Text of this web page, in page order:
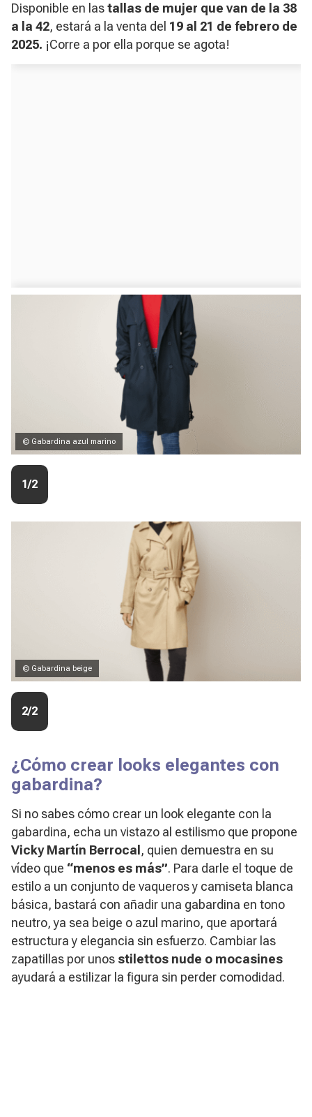
Disponible en lastallas de mujer que van de la 38
a la 42, estará a la venta del 19 al 21 de febrero de
2025. ¡Corre a por ella porque se agota!
© Gabardina azul marino
1/2
© Gabardina beige
2/2
¿Cómo crear looks elegantes con
gabardina?
Si no sabes cómo crear un look elegante con la
gabardina, echa un vistazo al estilismo que propone
Vicky Martín Berrocal, quien demuestra en su
vídeo que “menos es más”. Para darle el toque de
estilo a un conjunto de vaqueros y camiseta blanca
básica, bastará con añadir una gabardina en tono
neutro, ya sea beige o azul marino, que aportará
estructura y elegancia sin esfuerzo. Cambiar las
zapatillas por unos stilettos nude o mocasines
ayudará a estilizar la figura sin perder comodidad.